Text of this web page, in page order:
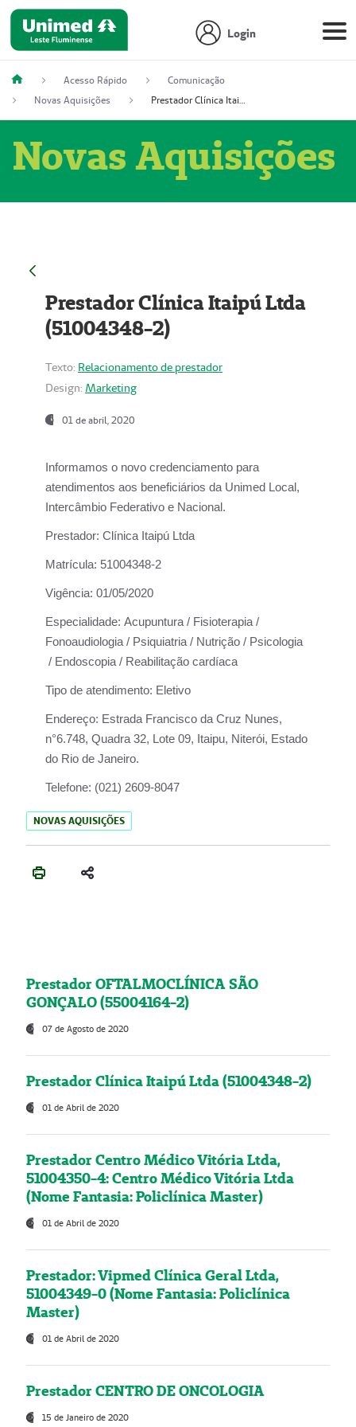
Login
Acesso Rápido
Comunicação
Novas Aquisições
Prestador Clínica Itaipú Ltda (51004348-2)
Novas Aquisições
Prestador Clínica Itaipú Ltda
(51004348-2)
Texto: Relacionamento de prestador
Design: Marketing
01 de abril, 2020
Informamos o novo credenciamento para
atendimentos aos beneficiários da Unimed Local,
Intercâmbio Federativo e Nacional.
Prestador: Clínica Itaipú Ltda
Matrícula: 51004348-2
Vigência: 01/05/2020
Especialidade: Acupuntura / Fisioterapia /
Fonoaudiologia / Psiquiatria / Nutrição / Psicologia
/ Endoscopia / Reabilitação cardíaca
Tipo de atendimento: Eletivo
Endereço: Estrada Francisco da Cruz Nunes,
n°6.748, Quadra 32, Lote 09, Itaipu, Niterói, Estado
do Rio de Janeiro.
Telefone: (021) 2609-8047
NOVAS AQUISIÇÕES
Prestador OFTALMOCLÍNICA SÃO
GONÇALO (55004164-2)
07 de Agosto de 2020
Prestador Clínica Itaipú Ltda (51004348-2)
01 de Abril de 2020
Prestador Centro Médico Vitória Ltda,
51004350-4: Centro Médico Vitória Ltda
(Nome Fantasia: Policlínica Master)
01 de Abril de 2020
Prestador: Vipmed Clínica Geral Ltda,
51004349-0 (Nome Fantasia: Policlínica
Master)
01 de Abril de 2020
Prestador CENTRO DE ONCOLOGIA
15 de Janeiro de 2020